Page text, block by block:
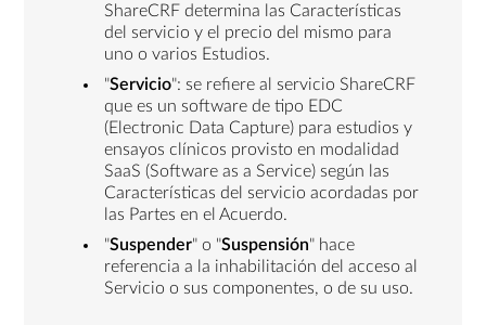
ShareCRF determina las Características
del servicio y el precio del mismo para
uno o varios Estudios.
"Servicio": se refiere al servicio ShareCRF
que es un software de tipo EDC
(Electronic Data Capture) para estudios y
ensayos clínicos provisto en modalidad
SaaS (Software as a Service) según las
Características del servicio acordadas por
las Partes en el Acuerdo.
"Suspender" o "Suspensión" hace
referencia a la inhabilitación del acceso al
Servicio o sus componentes, o de su uso.